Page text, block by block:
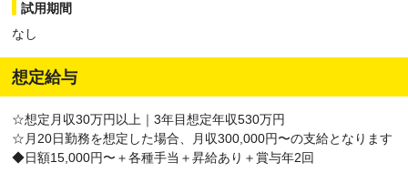
試用期間
なし
想定給与
☆想定月収30万円以上｜3年目想定年収530万円
☆月20日勤務を想定した場合、月収300,000円〜の支給となります
◆日額15,000円〜＋各種手当＋昇給あり＋賞与年2回